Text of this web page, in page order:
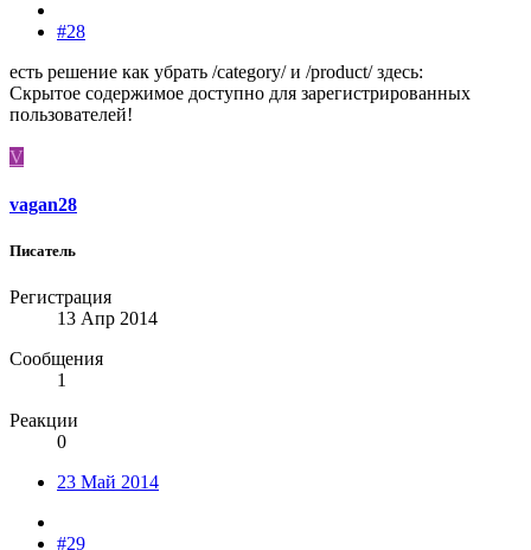
#28
есть решение как убрать /category/ и /product/ здесь:
Скрытое содержимое доступно для зарегистрированных
пользователей!
V
vagan28
Писатель
Регистрация
13 Апр 2014
Сообщения
1
Реакции
0
23 Май 2014
#29